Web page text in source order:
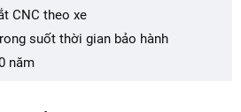
CNC theo xe
suốt thời gian bảo hành
năm